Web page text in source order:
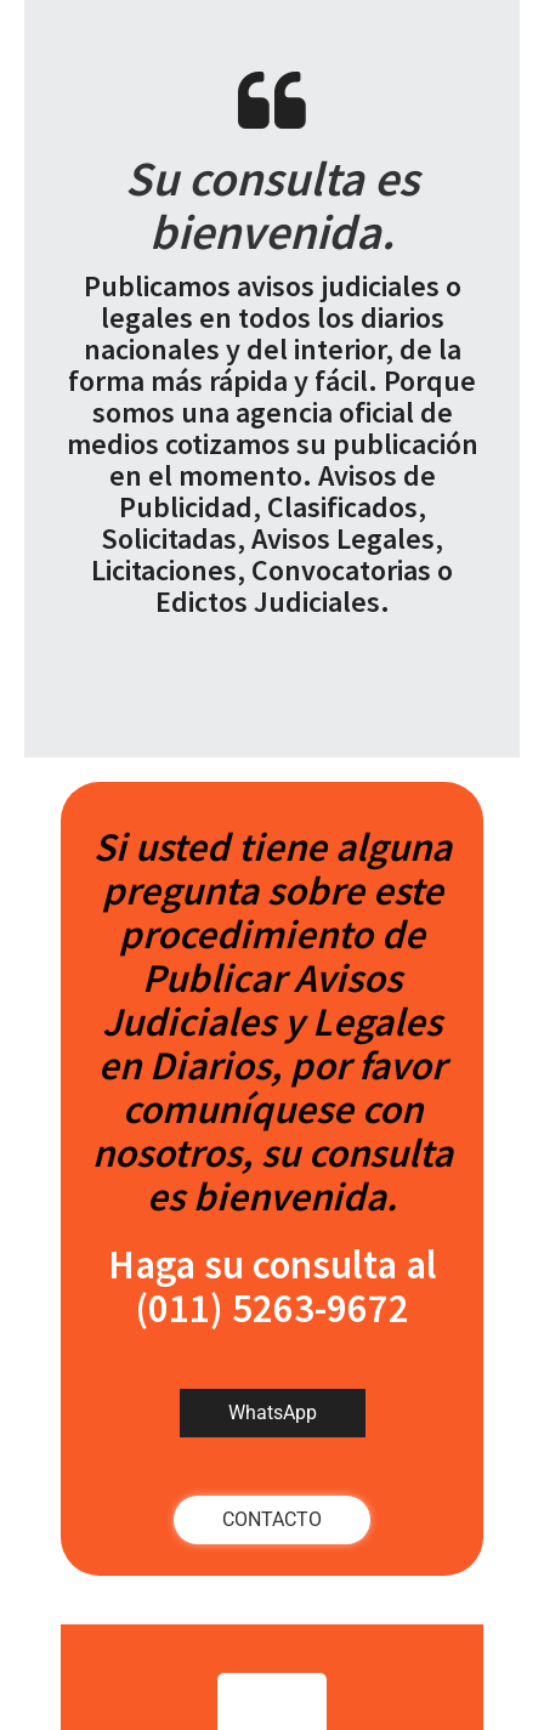
Su consulta es
bienvenida.
Publicamos avisos judiciales o
legales en todos los diarios
nacionales y del interior, de la
forma más rápida y fácil. Porque
somos una agencia oficial de
medios cotizamos su publicación
en el momento. Avisos de
Publicidad, Clasificados,
Solicitadas, Avisos Legales,
Licitaciones, Convocatorias o
Edictos Judiciales.
Si usted tiene alguna
pregunta sobre este
procedimiento de
Publicar Avisos
Judiciales y Legales
en Diarios, por favor
comuníquese con
nosotros, su consulta
es bienvenida.
Haga su consulta al
(011) 5263-9672
WhatsApp
CONTACTO